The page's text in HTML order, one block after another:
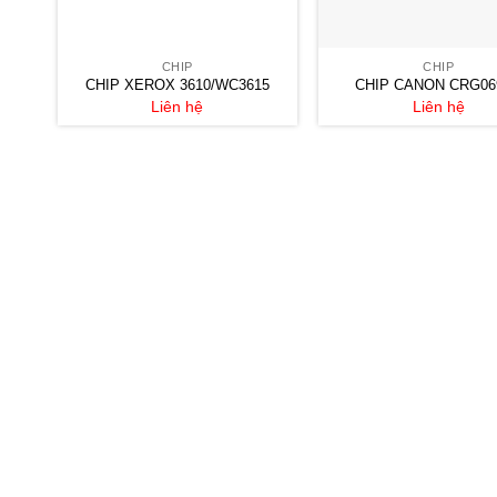
CHIP
CHIP XEROX 3610/WC3615
Liên hệ
CHIP
CHIP CANON
Liên hệ